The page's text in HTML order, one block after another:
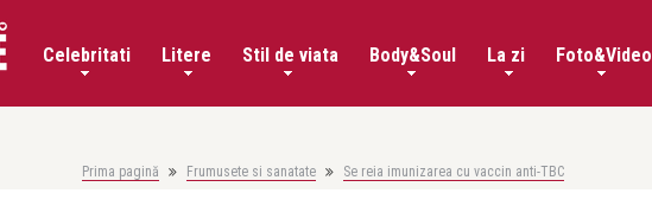
Celebritati Litere Stil de viata Body&Soul La zi Foto&Video
Prima pagină Frumusete si sanatate Se reia imunizarea cu vaccin anti-TBC